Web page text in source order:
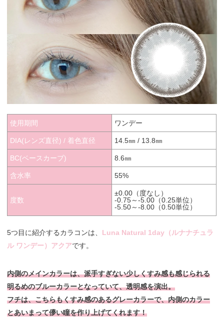
使用期間 ワンデー
DIA(レンズ直径) / 着色直径 14.5㎜ / 13.8㎜
BC(ベースカーブ) 8.6㎜
含水率 55%
度数
±0.00（度なし）
-0.75～-5.00（0.25単位）
-5.50～-8.00（0.50単位）
5つ目に紹介するカラコンは、 Luna Natural 1day（ルナナチュラ
ル ワンデー）アクアです。
内側のメインカラーは、派手すぎない少しくすみ感も感じられる
明るめのブルーカラーとなっていて、透明感を演出。
フチは、こちらもくすみ感のあるグレーカラーで、内側のカラー
とあいまって儚い瞳を作り上げてくれます！